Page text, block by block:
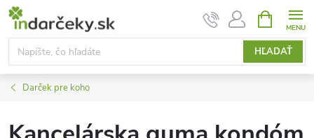
Prejsť
obsah
HĽADAŤ
KOŠÍK
Darček pre koho